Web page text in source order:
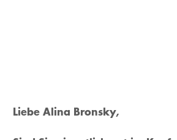
Liebe Alina Bronsky,